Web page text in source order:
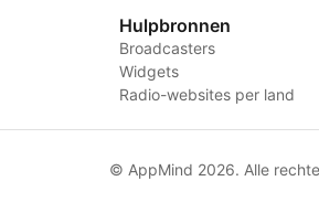
Hulpbronnen
Broadcasters
Widgets
Radio-websites per land
© AppMind 2026. Alle